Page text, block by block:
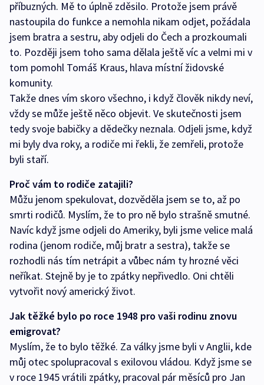
příbuzných. Mě to úplně zděsilo. Protože jsem právě
nastoupila do funkce a nemohla nikam odjet, požádala
jsem bratra a sestru, aby odjeli do Čech a prozkoumali
to. Později jsem toho sama dělala ještě víc a velmi mi v
tom pomohl Tomáš Kraus, hlava místní židovské
komunity.
Takže dnes vím skoro všechno, i když člověk nikdy neví,
vždy se může ještě něco objevit. Ve skutečnosti jsem
tedy svoje babičky a dědečky neznala. Odjeli jsme, když
mi byly dva roky, a rodiče mi řekli, že zemřeli, protože
byli staří.
Proč vám to rodiče zatajili?
Můžu jenom spekulovat, dozvěděla jsem se to, až po
smrti rodičů. Myslím, že to pro ně bylo strašně smutné.
Navíc když jsme odjeli do Ameriky, byli jsme velice malá
rodina (jenom rodiče, můj bratr a sestra), takže se
rozhodli nás tím netrápit a vůbec nám ty hrozné věci
neříkat. Stejně by je to zpátky nepřivedlo. Oni chtěli
vytvořit nový americký život.
Jak těžké bylo po roce 1948 pro vaši rodinu znovu
emigrovat?
Myslím, že to bylo těžké. Za války jsme byli v Anglii, kde
můj otec spolupracoval s exilovou vládou. Když jsme se
v roce 1945 vrátili zpátky, pracoval pár měsíců pro Jan